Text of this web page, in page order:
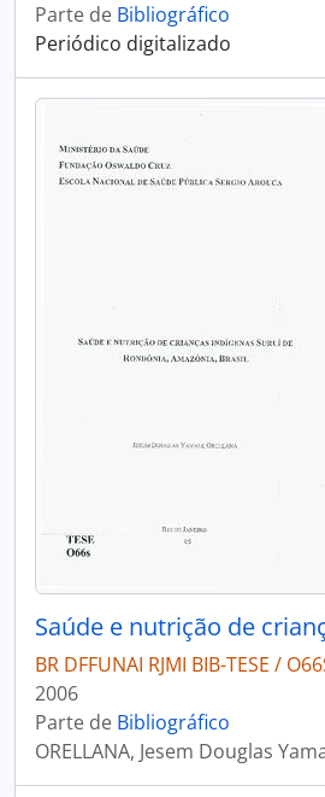
Parte de Bibliográfico
Periódico digitalizado
BR DFFUNAI RJMI BIB-TESE /
2006
Parte de Bibliográfico
ORELLANA, Jesem Douglas